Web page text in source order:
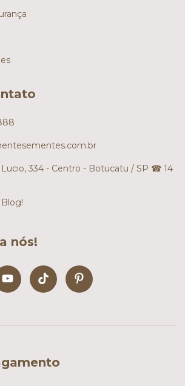
334 - Centro - Botucatu / SP ☎ 14
nós!